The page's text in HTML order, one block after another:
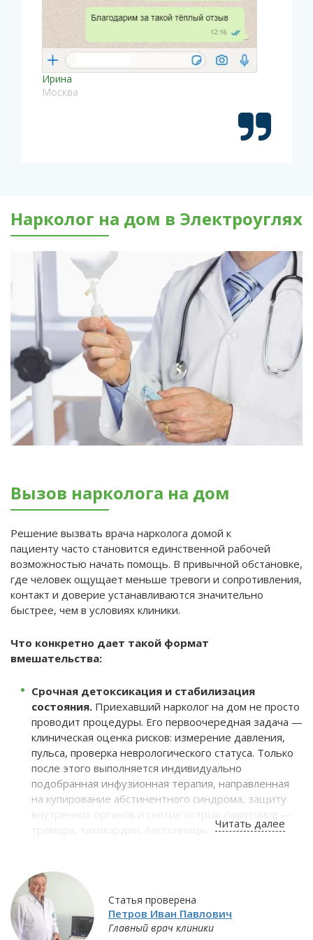
Ирина
Москва
Нарколог на дом в Электроуглях
Вызов нарколога на дом
Решение вызвать врача нарколога домой к
пациенту часто становится единственной рабочей
возможностью начать помощь. В привычной обстановке,
где человек ощущает меньше тревоги и сопротивления,
контакт и доверие устанавливаются значительно
быстрее, чем в условиях клиники.
Что конкретно дает такой формат
вмешательства:
Срочная детоксикация и стабилизация
состояния. Приехавший нарколог на дом не просто
проводит процедуры. Его первоочередная задача —
клиническая оценка рисков: измерение давления,
пульса, проверка неврологического статуса. Только
после этого выполняется индивидуально
подобранная инфузионная терапия, направленная
на купирование абстинентного синдрома, защиту
физических страданий наступает кратковременный
период ясности сознания. Этим моментом должен
воспользоваться специалист, чтобы, без давления и
осуждения, обсудить с пациентом и его близкими
Читать далее
Статья проверена
Петров Иван Павлович
Главный врач клиники